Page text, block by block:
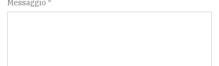
Messaggio *